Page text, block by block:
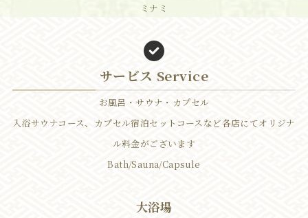
ミナミ
サービス Service
お風呂・サウナ・カプセル
入浴サウナコース、カプセル宿泊セットコースなど各店にてオリジナ
ル料金がございます
Bath/Sauna/Capsule
大浴場